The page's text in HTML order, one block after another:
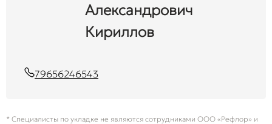
Александрович
Кириллов
79656246543
* Специалисты по укладке не являются сотрудниками ООО «Рефлор» и